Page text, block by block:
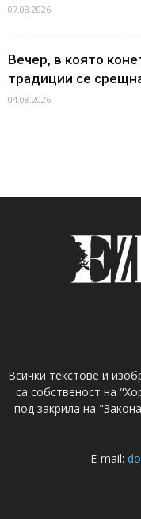
07.08.2026
Вечер, в която
традиции се
04.08.2026
Всички текстове и
са собственост на
под закрила на
E-mail: